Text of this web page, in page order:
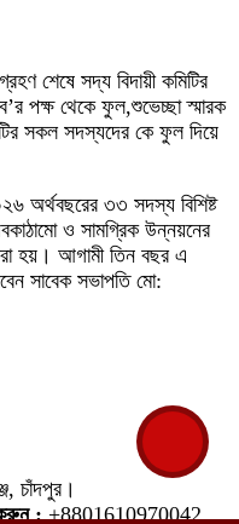
শেষে সদ্য বিদায়ী কমিটির
পক্ষ থেকে ফুল,শুভেচ্ছা স্মারক
সকল সদস্যদের কে ফুল দিয়ে
অর্থবছরের ৩৩ সদস্য বিশিষ্ট
অবকাঠামো ও সামগ্রিক উন্নয়নের
হয়। আগামী তিন বছর এ
সাবেক সভাপতি মো:
চাঁদপুর।
করুন :+8801610970042